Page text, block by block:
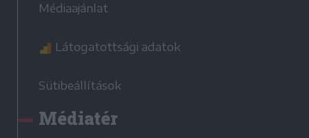
Médiaajánlat
Látogatottsági adatok
Sütibeállítások
Médiatér